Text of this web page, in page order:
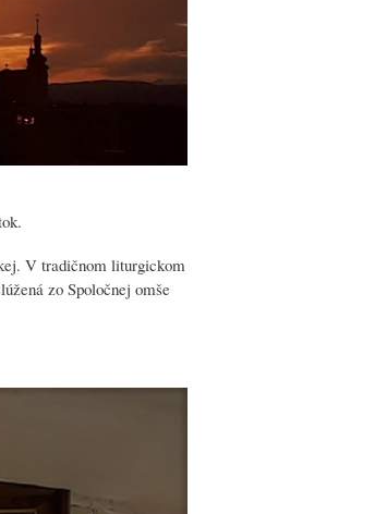
V tradičnom liturgickom
zo Spoločnej omše